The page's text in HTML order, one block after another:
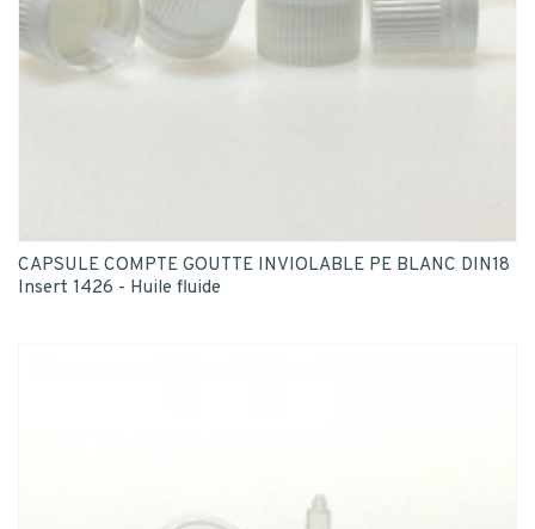
CAPSULE COMPTE GOUTTE INVIOLABLE PE BLANC DIN18
Insert 1426 - Huile fluide